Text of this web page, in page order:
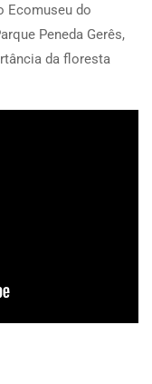
Ecomuseu do
Peneda Gerês,
da floresta